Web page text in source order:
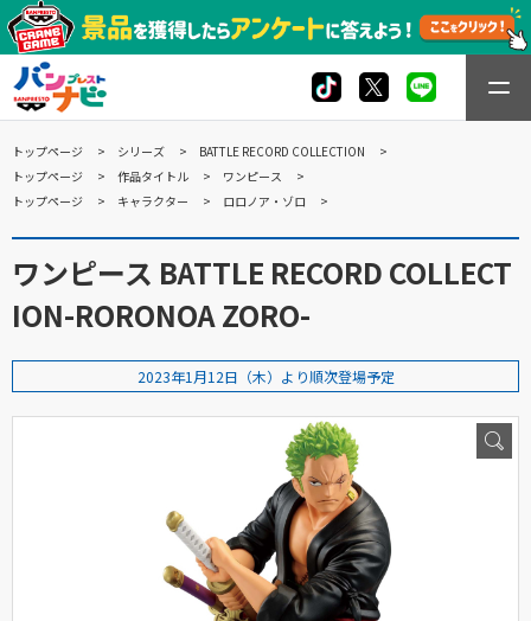
トップページ シリーズ
BATTLE RECORD COLLECTION
トップページ
作品タイトル
ワンピース
トップページ
キャラクター ロロノア・ゾロ
ワンピース BATTLE RECORD COLLECT
ION-RORONOA ZORO-
2023年1月12日（木）より順次登場予定